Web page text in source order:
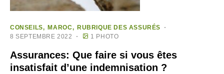
CONSEILS MAROC
RUBRIQUE DES ASSURÉS
8 SEPTEMBRE 2022
1 PHOTO
Assurances: Que faire si vous êtes
insatisfait d’une indemnisation ?